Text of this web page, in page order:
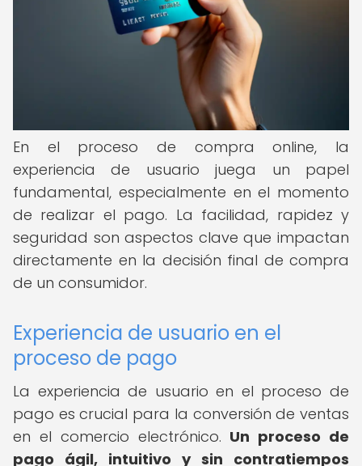
En el proceso de compra online, la
experiencia de usuario juega un papel
fundamental, especialmente en el momento
de realizar el pago. La facilidad, rapidez y
seguridad son aspectos clave que impactan
directamente en la decisión final de compra
de un consumidor.
Experiencia de usuario en el
proceso de pago
La experiencia de usuario en el proceso de
pago es crucial para la conversión de ventas
en el comercio electrónico. Un proceso de
pago ágil, intuitivo y sin contratiempos